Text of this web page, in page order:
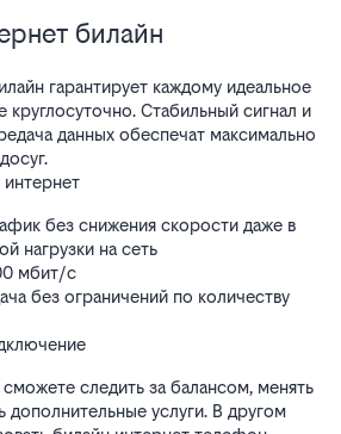
билайн
гарантирует каждому идеальное
Стабильный сигнал и
данных обеспечат максимально
без снижения скорости даже в
нагрузки на сеть
мбит/с
без ограничений по количеству
следить за балансом, менять
услуги. В другом